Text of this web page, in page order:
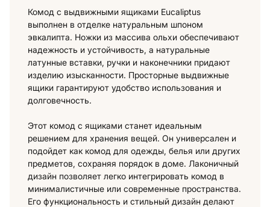
Комод с выдвижными ящиками Eucaliptus
выполнен в отделке натуральным шпоном
эвкалипта. Ножки из массива ольхи обеспечивают
надежность и устойчивость, а натуральные
латунные вставки, ручки и наконечники придают
изделию изысканности. Просторные выдвижные
ящики гарантируют удобство использования и
долговечность.
Этот комод с ящиками станет идеальным
решением для хранения вещей. Он универсален и
подойдет как комод для одежды, белья или других
предметов, сохраняя порядок в доме. Лаконичный
дизайн позволяет легко интегрировать комод в
минималистичные или современные пространства.
Его функциональность и стильный дизайн делают